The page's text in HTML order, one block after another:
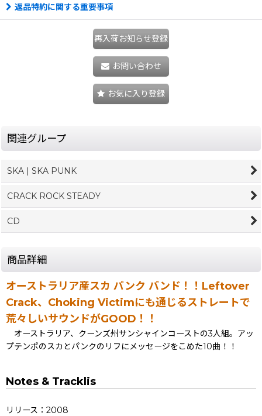
返品特約に関する重要事項
再入荷お知らせ登録
お問い合わせ
お気に入り登録
関連グループ
SKA | SKA PUNK
CRACK ROCK STEADY
CD
商品詳細
オーストラリア産スカ パンク バンド！！Leftover
Crack、Choking Victimにも通じるストレートで
荒々しいサウンドがGOOD！！
オーストラリア、クーンズ州サンシャインコーストの3人組。アッ
プテンポのスカとパンクのリフにメッセージをこめた10曲！！
Notes & Tracklis
リリース：2008